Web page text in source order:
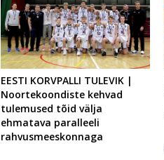
EESTI KORVPALLI TULEVIK |
Noortekoondiste kehvad
tulemused tõid välja
ehmatava paralleeli
rahvusmeeskonnaga